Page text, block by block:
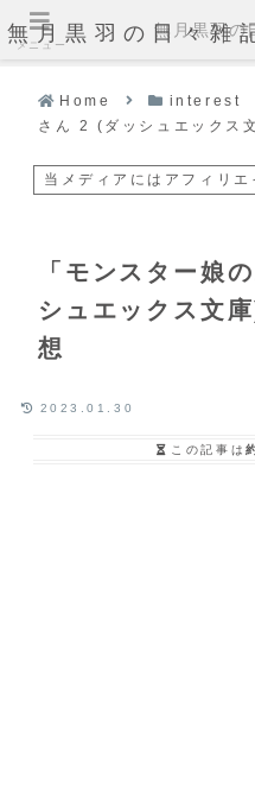
無月黒羽の日々雑
Home interest
さん 2 (ダッシュエックス
当メディアにはアフィリエ
「モンスター娘
シュエックス文
想
2023.01.30
この記事は
メニュー
無月黒羽の